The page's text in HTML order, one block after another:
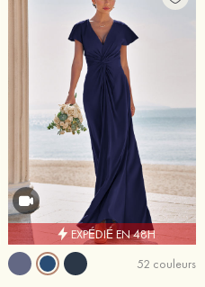
EXPÉDIÉ EN 48H
52 couleurs